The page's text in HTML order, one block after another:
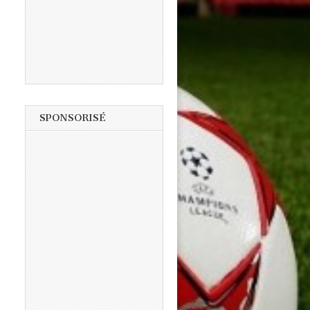
SPONSORISÉ